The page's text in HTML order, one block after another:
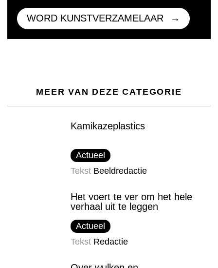
WORD KUNSTVERZAMELAAR
MEER VAN DEZE CATEGORIE
Kamikazeplastics
Actueel
Tekst Beeldredactie
Het voert te ver om het hele
verhaal uit te leggen
Actueel
Tekst Redactie